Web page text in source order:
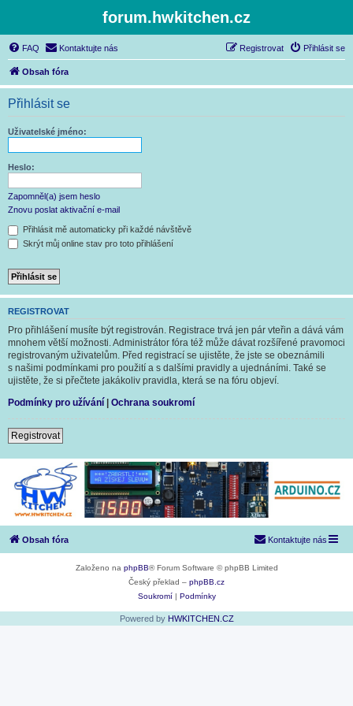
forum.hwkitchen.cz
FAQ Kontaktujte nás Přihlásit se
Registrovat
Obsah fóra
Přihlásit se
Uživatelské jméno:
Heslo:
Zapomněl(a) jsem heslo
Znovu poslat aktivační e-mail
Přihlásit mě automaticky při každé návštěvě
Skrýt můj online stav pro toto přihlášení
REGISTROVAT
Pro přihlášení musíte být registrován. Registrace trvá jen pár vteřin a dává vám
mnohem větší možnosti. Administrátor fóra též může dávat rozšířené pravomoci
registrovaným uživatelům. Před registrací se ujistěte, že jste se obeznámili
s našimi podmínkami pro použití a s dalšími pravidly a ujednáními. Také se
ujistěte, že si přečtete jakákoliv pravidla, která se na fóru objeví.
Podmínky pro užívání | Ochrana soukromí
Registrovat
Obsah fóra Kontaktujte nás
Založeno na phpBB® Forum Software © phpBB Limited
Český překlad – phpBB.cz
Soukromí| Podmínky
Powered by HWKITCHEN.CZ